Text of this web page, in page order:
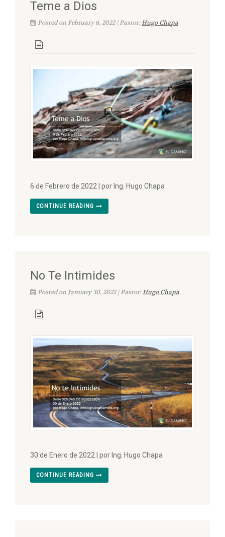
Teme a Dios
Posted on February 6, 2022 | Pastor:Hugo Chapa
6 de Febrero de 2022 | por Ing. Hugo Chapa
CONTINUE READING
No Te Intimides
Posted on January 30, 2022 | Pastor:Hugo Chapa
30 de Enero de 2022 | por Ing. Hugo Chapa
CONTINUE READING